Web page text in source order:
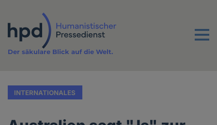
Inhalt
Menu
Der säkulare Blick auf die Welt.
INTERNATIONALES